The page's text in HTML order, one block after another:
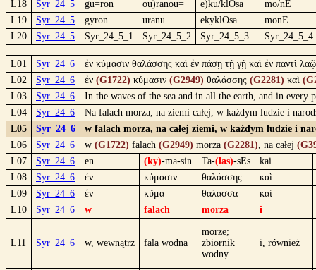
L18 Syr_24_5 gu=ron ou)ranou= e)ku/klOsa
mo/nE
L19
Syr_24_5 gyron uranu ekyklOsa
monE
L20
Syr_24_5 Syr_24_5_1 Syr_24_5_2 Syr_24_5_3 Syr_24_5_4
L01 Syr_24_6
ἐν κύμασιν θαλάσσης καὶ ἐν πάσῃ τῇ γῇ καὶ ἐν παντὶ
L02
Syr_24_6 ἐν (G1722) κύμασιν (G2949) θαλάσσης (G2281) καὶ
L03
Syr_24_6
In the waves of the sea and in all the earth, and in every
L04
Syr_24_6
Na falach morza, na ziemi całej, w każdym ludzie i
L05
Syr_24_6
w falach morza, na całej ziemi, w każdym ludzie i
L06
Syr_24_6 w (G1722) falach (G2949) morza (G2281), na całej
L07
Syr_24_6 en (ky)-ma-sin Ta-(las)-sEs
kai
L08
Syr_24_6 ἐν κύμασιν θαλάσσης
καὶ
L09
Syr_24_6 ἐν κῦμα θάλασσα
καί
L10
Syr_24_6 w falach morza i
L11 Syr_24_6 w, wewnątrz fala wodna
morze;
zbiornik
wodny
i, również